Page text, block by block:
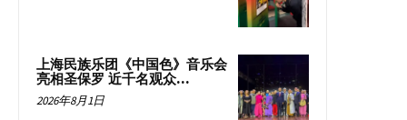
上海民族乐团《中国色》音乐会
亮相圣保罗 近千名观众...
2026年8月1日